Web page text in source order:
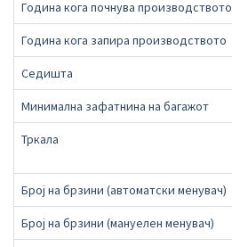
Година кога почнува производството
Година кога запира производството
Седишта
Минимална зафатнина на багажот
Тркала
Број на брзини (автоматски менувач)
Број на брзини (мануелен менувач)